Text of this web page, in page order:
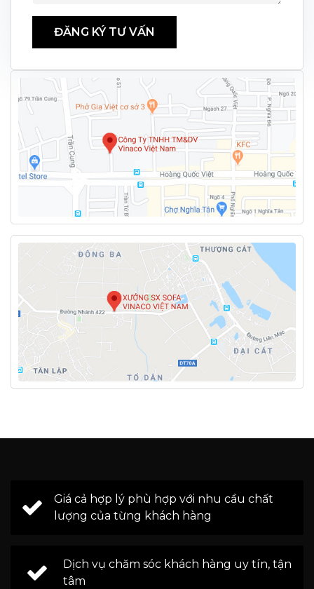
ĐĂNG KÝ TƯ VẤN
Giá cả hợp lý phù hợp với nhu cầu chất
lượng của từng khách hàng
Dịch vụ chăm sóc khách hàng uy tín, tận
tâm